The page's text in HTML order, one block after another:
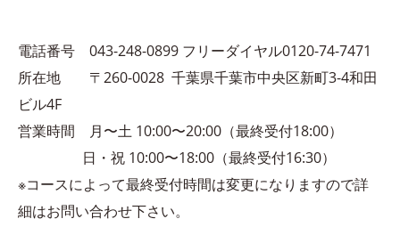
電話番号 043-248-0899 フリーダイヤル0120-74-7471
所在地 〒260-0028 千葉県千葉市中央区新町3-4和田
ビル4F
営業時間 月〜土 10:00〜20:00（最終受付18:00）
日・祝 10:00〜18:00（最終受付16:30）
※コースによって最終受付時間は変更になりますので詳
細はお問い合わせ下さい。